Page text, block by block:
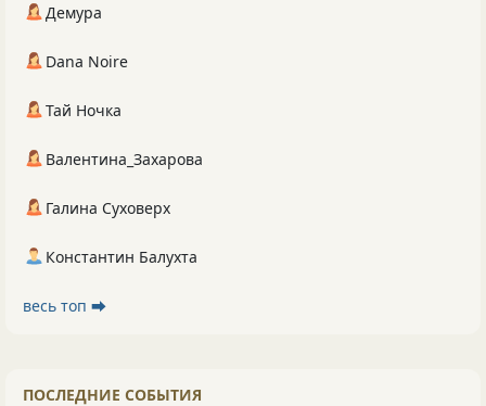
Демура
Dana Noire
Тай Ночка
Валентина_Захарова
Галина Суховерх
Константин Балухта
весь топ ⮕
ПОСЛЕДНИЕ СОБЫТИЯ